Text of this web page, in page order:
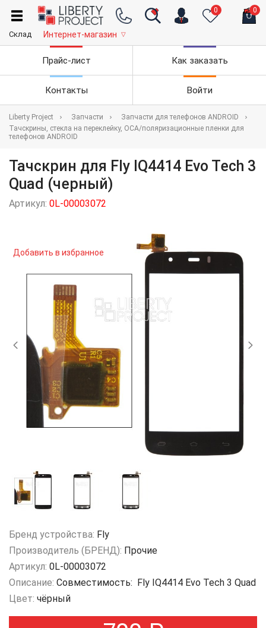
0 0
Склад Интернет-магазин ▽
Прайс-лист Как заказать
Контакты Войти
Liberty Project Запчасти
Запчасти для телефонов ANDROID
Тачскрины, стекла на переклейку, OCA/поляризационные пленки для
телефонов ANDROID
Тачскрин для Fly IQ4414 Evo Tech 3
Quad (черный)
Артикул: 0L-00003072
Добавить в избранное
Бренд устройства: Fly
Производитель (БРЕНД): Прочие
Артикул: 0L-00003072
Описание: Совместимость: Fly IQ4414 Evo Tech 3 Quad
Цвет: чёрный